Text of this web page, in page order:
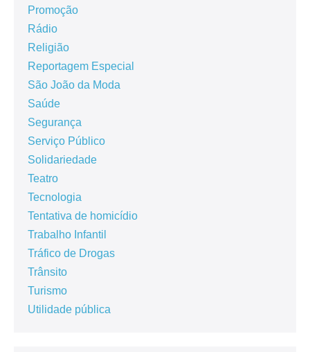
Promoção
Rádio
Religião
Reportagem Especial
São João da Moda
Saúde
Segurança
Serviço Público
Solidariedade
Teatro
Tecnologia
Tentativa de homicídio
Trabalho Infantil
Tráfico de Drogas
Trânsito
Turismo
Utilidade pública